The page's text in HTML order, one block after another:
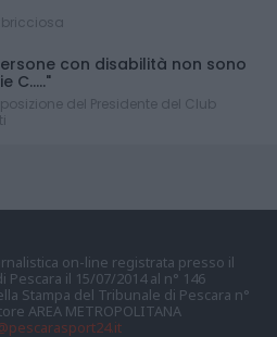
con disabilità non sono
C....."
del Presidente del Club
on-line registrata presso il
Pescara il 15/07/2014 al n° 146
Stampa del Tribunale di Pescara n°
AREA METROPOLITANA